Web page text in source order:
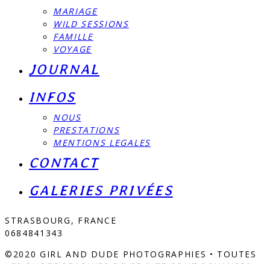
MARIAGE
WILD SESSIONS
FAMILLE
VOYAGE
JOURNAL
INFOS
NOUS
PRESTATIONS
MENTIONS LEGALES
CONTACT
GALERIES PRIVÉES
STRASBOURG, FRANCE
0684841343
©2020 GIRL AND DUDE PHOTOGRAPHIES • TOUTES